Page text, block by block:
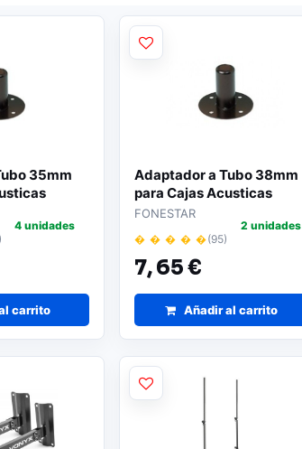
35mm
4 unidades
carrito
Adaptador a Tubo 38mm
para Cajas Acusticas
FONESTAR
� � � � �(95)
7,65 €
2 unidades
Añadir al carrito